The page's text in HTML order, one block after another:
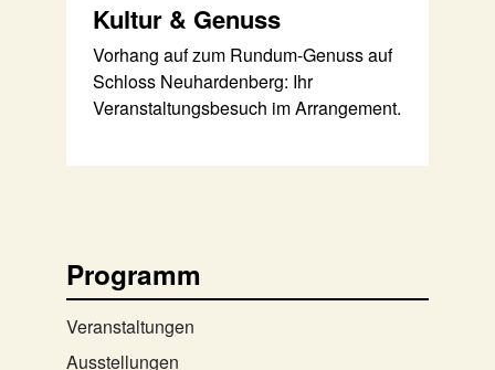
Kultur & Genuss
Vorhang auf zum Rundum-Genuss auf
Schloss Neuhardenberg: Ihr
Veranstaltungsbesuch im Arrangement.
Programm
Veranstaltungen
Ausstellungen